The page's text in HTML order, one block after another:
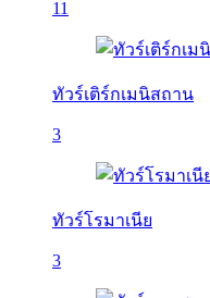
11
ทัวร์เติร์กเมนิสถาน
3
ทัวร์โรมาเนีย
3